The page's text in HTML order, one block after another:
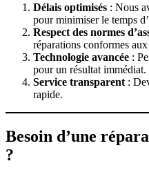
Délais optimisés : Nous
pour minimiser le temps
Respect des normes
réparations conformes
Technologie avancée :
pour un résultat immédiat.
Service transparent :
rapide.
Besoin d’une
?